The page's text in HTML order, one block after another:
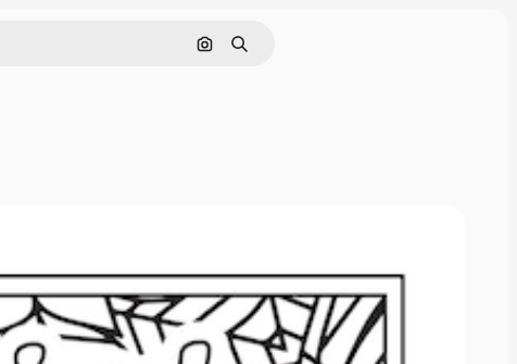
Cerca per immagine
Ricerca